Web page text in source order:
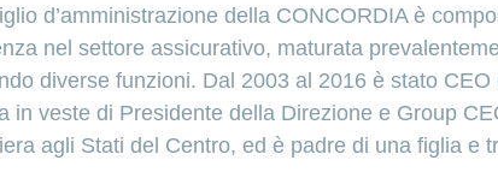
d’amministrazione della CONCORDIA è
nel settore assicurativo, maturata
diverse funzioni. Dal 2003 al 2016 è stato
in veste di Presidente della Direzione e Group
agli Stati del Centro, ed è padre di una figlia e